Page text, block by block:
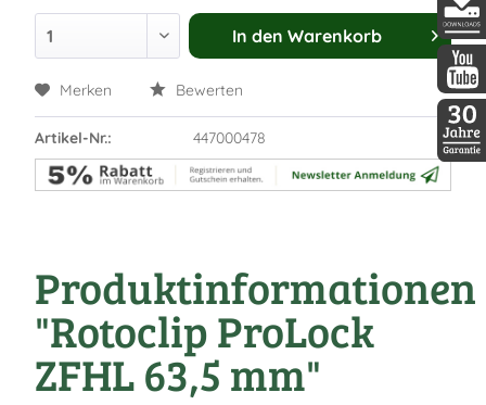
In den Warenkorb
Merken Bewerten
Artikel-Nr.: 447000478
Produktinformationen
"Rotoclip ProLock
ZFHL 63,5 mm"
30